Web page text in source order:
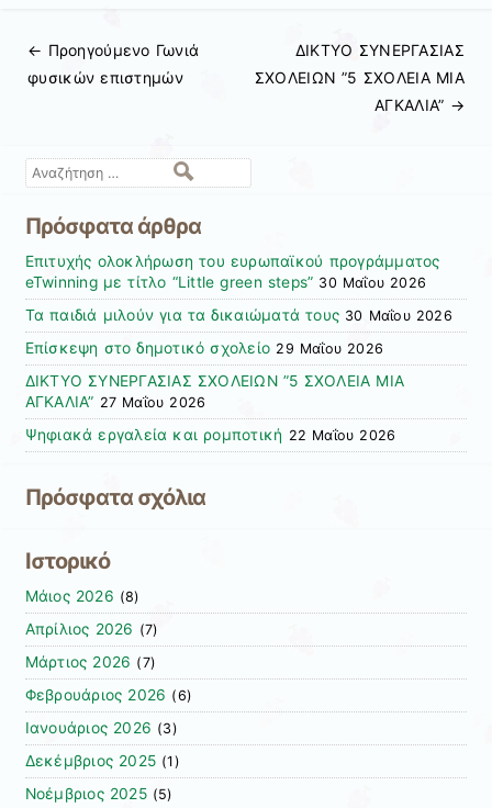
Πλοήγηση άρθρων
← Προηγούμενo Γωνιά
φυσικών επιστημών
ΔΙΚΤΥΟ ΣΥΝΕΡΓΑΣΙΑΣ
ΣΧΟΛΕΙΩΝ ”5 ΣΧΟΛΕΙΑ ΜΙΑ
ΑΓΚΑΛΙΑ” →
Αναζήτηση
Πρόσφατα άρθρα
Επιτυχής ολοκλήρωση του ευρωπαϊκού προγράμματος
eTwinning με τίτλο “Little green steps” 30 Μαΐου 2026
Τα παιδιά μιλούν για τα δικαιώματά τους 30 Μαΐου 2026
Επίσκεψη στο δημοτικό σχολείο 29 Μαΐου 2026
ΔΙΚΤΥΟ ΣΥΝΕΡΓΑΣΙΑΣ ΣΧΟΛΕΙΩΝ ”5 ΣΧΟΛΕΙΑ ΜΙΑ
ΑΓΚΑΛΙΑ” 27 Μαΐου 2026
Ψηφιακά εργαλεία και ρομποτική 22 Μαΐου 2026
Πρόσφατα σχόλια
Ιστορικό
Μάιος 2026 (8)
Απρίλιος 2026 (7)
Μάρτιος 2026 (7)
Φεβρουάριος 2026 (6)
Ιανουάριος 2026 (3)
Δεκέμβριος 2025 (1)
Νοέμβριος 2025(5)